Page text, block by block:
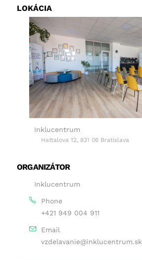
LOKÁCIA
Inklucentrum
Hattalova 12, 831 06 Bratislava
ORGANIZÁTOR
Inklucentrum
Phone
+421 949 004 911
Email
vzdelavanie@inklucentrum.sk